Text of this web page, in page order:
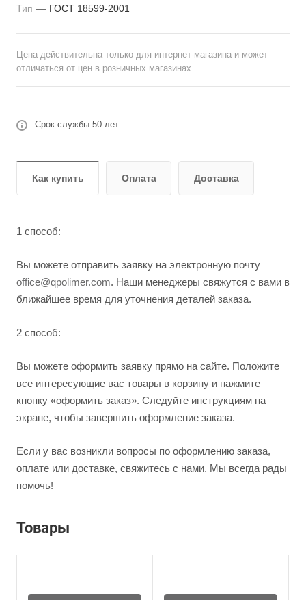
Тип — ГОСТ 18599-2001
Цена действительна только для интернет-магазина и может
отличаться от цен в розничных магазинах
Срок службы 50 лет
Как купить Оплата Доставка
1 способ:
Вы можете отправить заявку на электронную почту
office@qpolimer.com. Наши менеджеры свяжутся с вами в
ближайшее время для уточнения деталей заказа.
2 способ:
Вы можете оформить заявку прямо на сайте. Положите
все интересующие вас товары в корзину и нажмите
кнопку «оформить заказ». Следуйте инструкциям на
экране, чтобы завершить оформление заказа.
Если у вас возникли вопросы по оформлению заказа,
оплате или доставке, свяжитесь с нами. Мы всегда рады
помочь!
Товары